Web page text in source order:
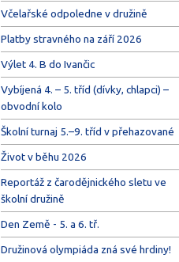
Včelařské odpoledne v družině
Platby stravného na září 2026
Výlet 4. B do Ivančic
Vybíjená 4. – 5. tříd (dívky, chlapci) –
obvodní kolo
Školní turnaj 5.–9. tříd v přehazované
Život v běhu 2026
Reportáž z čarodějnického sletu ve
školní družině
Den Země - 5. a 6. tř.
Družinová olympiáda zná své hrdiny!